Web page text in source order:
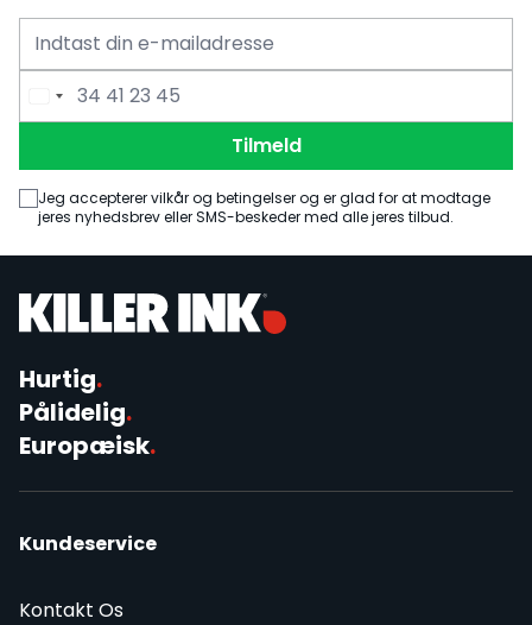
E-mailadresse
Telefonnummer
Tilmeld
Jeg accepterer vilkår og betingelser og er glad for at modtage
jeres nyhedsbrev eller SMS-beskeder med alle jeres tilbud.
Hurtig.
Pålidelig.
Europæisk.
Kundeservice
Kontakt Os